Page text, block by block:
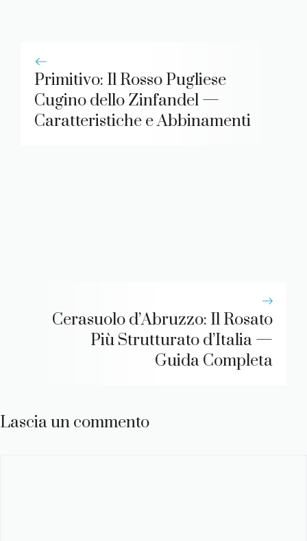
Primitivo: Il Rosso Pugliese
Cugino dello Zinfandel —
Caratteristiche e Abbinamenti
Cerasuolo d’Abruzzo: Il Rosato
Più Strutturato d’Italia —
Guida Completa
Lascia un commento